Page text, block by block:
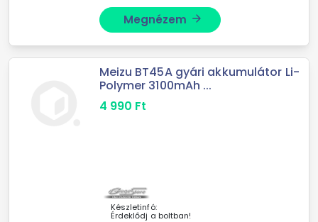
Megnézem arrow_forward
Meizu BT45A gyári akkumulátor Li-
Polymer 3100mAh ...
4 990 Ft
Készletinfó:
Érdeklődj a boltban!